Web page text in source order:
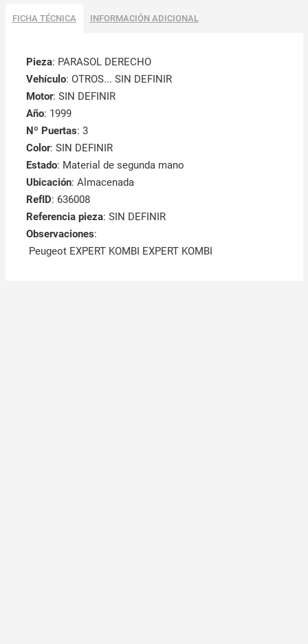
FICHA TÉCNICA INFORMACIÓN ADICIONAL
Pieza: PARASOL DERECHO
Vehículo: OTROS... SIN DEFINIR
Motor: SIN DEFINIR
Año: 1999
Nº Puertas: 3
Color: SIN DEFINIR
Estado: Material de segunda mano
Ubicación: Almacenada
RefID: 636008
Referencia pieza: SIN DEFINIR
Observaciones:
Peugeot EXPERT KOMBI EXPERT KOMBI